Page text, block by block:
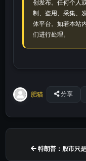
创发布。任何个人
制、盗用、采集、
体平台。如若本站
们进行处理。
肥猫 分享
特朗普：股市只